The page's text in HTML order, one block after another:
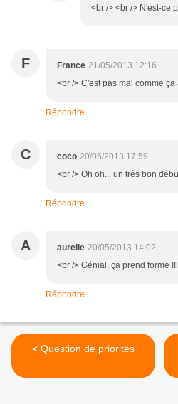
<br /> <br /> N'est-ce
F France 21/05/2013 12:16
<br /> C'est pas mal comme ça
Répondre
C coco 20/05/2013 17:59
<br /> Oh oh... un très bon
Répondre
A aurelie 20/05/2013 14:02
<br /> Génial, ça prend forme
Répondre
< Question de priorités